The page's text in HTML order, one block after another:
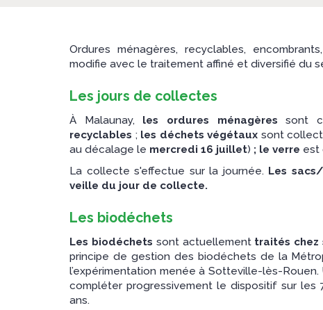
Ordures ménagères, recyclables,
modifie avec le traitement affiné et diversifié du
Les jours de collectes
À Malaunay, les ordures ménagèressont
recyclables ; les déchets végétaux sont
au décalage le mercredi 16 juillet) ; le verre est
La collecte s'effectue sur la journée. Les
veille du jour de collecte.
Les biodéchets
Les biodéchets sont actuellement traités chez
principe de gestion des biodéchets de la
l’expérimentation menée à Sotteville-lès-
compléter progressivement le dispositif sur
ans.